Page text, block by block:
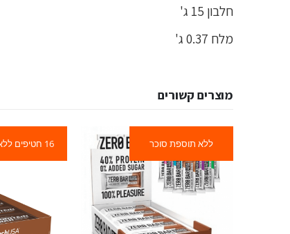
חלבון 15 ג'
מלח 0.37 ג'
מוצרים קשורים
ללא תוספת סוכר 16 חטיפים ללא גלוטן